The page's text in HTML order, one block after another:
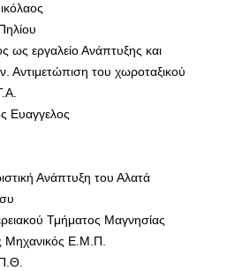
ως εργαλείο Ανάπτυξης και
Αντιμετώπιση του χωροταξικού
Ευαγγελος
Ανάπτυξη του Αλατά
Τμήματος Μαγνησίας
Μηχανικός Ε.Μ.Π.